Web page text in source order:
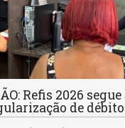
Refis 2026
de